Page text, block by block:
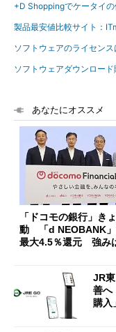
+D Shoppingでケータイ
製品最安値比較サイト：
ソフトウェアのライセン
ソフトウェアダウンロー
あなたにオススメ
「ドコモの銀行」き
動 「d NEOBANK」
最大4.5％還元 強み
JR
善へ
購入